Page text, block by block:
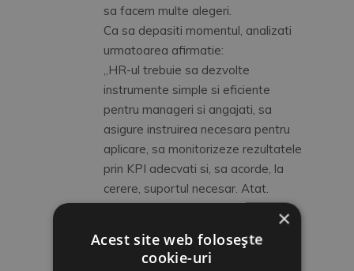
sa facem multe alegeri.
Ca sa depasiti momentul, analizati
urmatoarea afirmatie:
„HR-ul trebuie sa dezvolte
instrumente simple si eficiente
pentru manageri si angajati, sa
asigure instruirea necesara pentru
aplicare, sa monitorizeze rezultatele
prin KPI adecvati si, sa acorde, la
cerere, suportul necesar. Atat.
Adevarat sau Fals?
×
Acest site web folosește
cookie-uri